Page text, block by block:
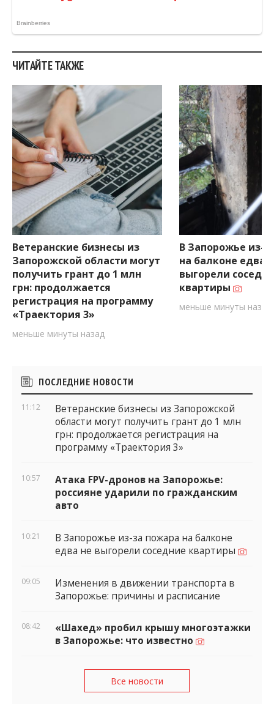
ЧИТАЙТЕ ТАКЖЕ
Ветеранские бизнесы из
Запорожской области могут
получить грант до 1 млн
грн: продолжается
регистрация на программу
«Траектория 3»
меньше минуты назад
В Запорожье из-
на балконе едва
выгорели
квартиры
меньше минуты назад
Боковые
виджеты
ПОСЛЕДНИЕ НОВОСТИ
11:12
Ветеранские бизнесы из Запорожской
области могут получить грант до 1 млн
грн: продолжается регистрация на
программу «Траектория 3»
10:57
Атака FPV-дронов на Запорожье:
россияне ударили по гражданским
авто
10:21
В Запорожье из-за пожара на балконе
едва не выгорели соседние квартиры
09:05
Изменения в движении транспорта в
Запорожье: причины и расписание
08:42
«Шахед» пробил крышу многоэтажки
в Запорожье: что известно
Все новости